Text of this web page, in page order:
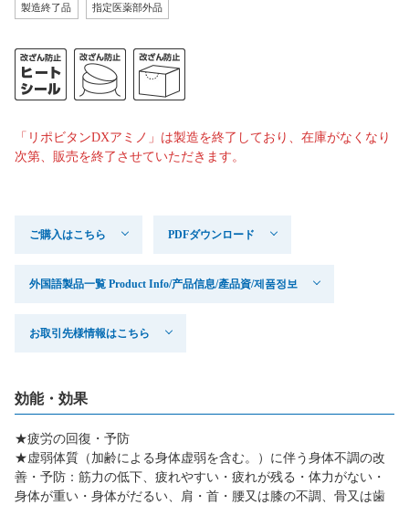
製造終了品 指定医薬部外品
「リポビタンDXアミノ」は製造を終了しており、在庫がなくなり
次第、販売を終了させていただきます。
ご購入はこちら PDFダウンロード
外国語製品一覧 Product Info/产品信息/產品資/제품정보
お取引先様情報はこちら
効能・効果
★疲労の回復・予防
★虚弱体質（加齢による身体虚弱を含む。）に伴う身体不調の改
善・予防：筋力の低下、疲れやすい・疲れが残る・体力がない・
身体が重い・身体がだるい、肩・首・腰又は膝の不調、骨又は歯